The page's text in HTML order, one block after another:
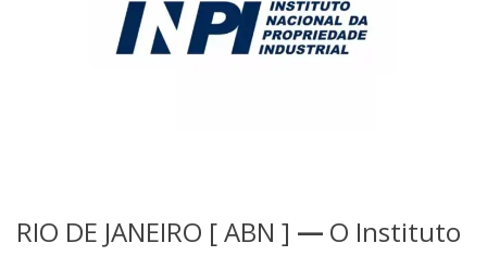
RIO DE JANEIRO [ABN ] — O Instituto